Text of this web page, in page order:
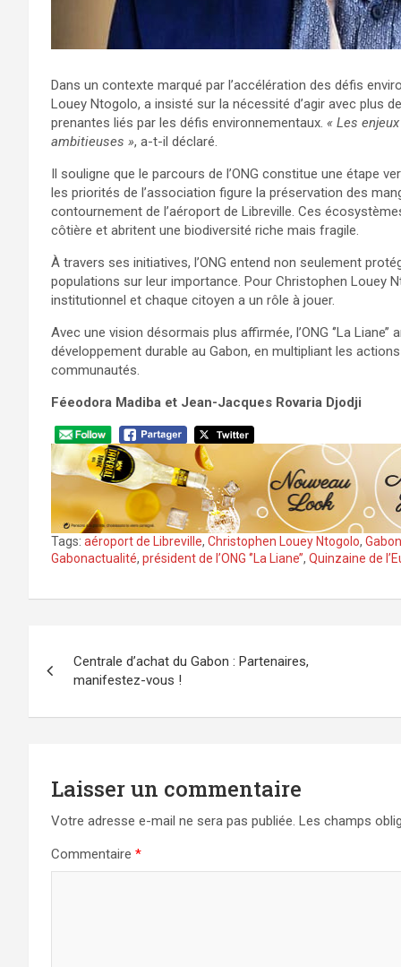
Dans un contexte marqué par l’accélération des défis
Louey Ntogolo, a insisté sur la nécessité d’agir avec plus
prenantes liés par les défis environnementaux. « Les
ambitieuses », a-t-il déclaré.
Il souligne que le parcours de l’ONG constitue une étape
les priorités de l’association figure la préservation des
contournement de l’aéroport de Libreville. Ces
côtière et abritent une biodiversité riche mais fragile.
À travers ses initiatives, l’ONG entend non seulement
populations sur leur importance. Pour Christophen Louey
institutionnel et chaque citoyen a un rôle à jouer.
Avec une vision désormais plus affirmée, l’ONG ‘’La
développement durable au Gabon, en multipliant les
communautés.
Féeodora Madiba et Jean-Jacques Rovaria Djodji
Tags: aéroport de Libreville, Christophen Louey Ntogolo, Gabon
Gabonactualité, président de l’ONG ‘’La Liane’’, Quinzaine de
de
l’article
Centrale d’achat du Gabon : Partenaires,
manifestez-vous !
Laisser un commentaire
Votre adresse e-mail ne sera pas publiée. Les champs
Commentaire *